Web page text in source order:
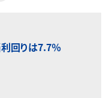
利回りは7.7％